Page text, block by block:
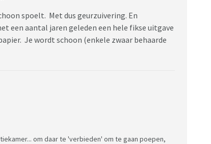
spoelt. Met dus geurzuivering. En
een aantal jaren geleden een hele fikse uitgave
Je wordt schoon (enkele zwaar behaarde
om daar te 'verbieden' om te gaan poepen,